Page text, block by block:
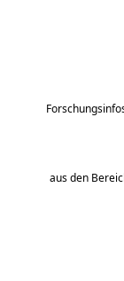
aus den